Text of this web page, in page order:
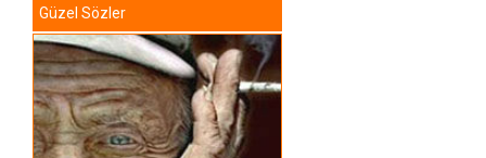
Güzel Sözler